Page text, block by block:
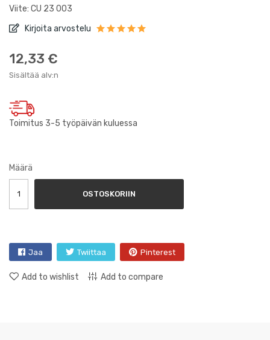
Viite: CU 23 003
Kirjoita arvostelu
12,33 €
Sisältää alv:n
Toimitus 3-5 työpäivän kuluessa
Määrä
OSTOSKORIIN
Jaa Twiittaa Pinterest
Add to wishlist Add to compare